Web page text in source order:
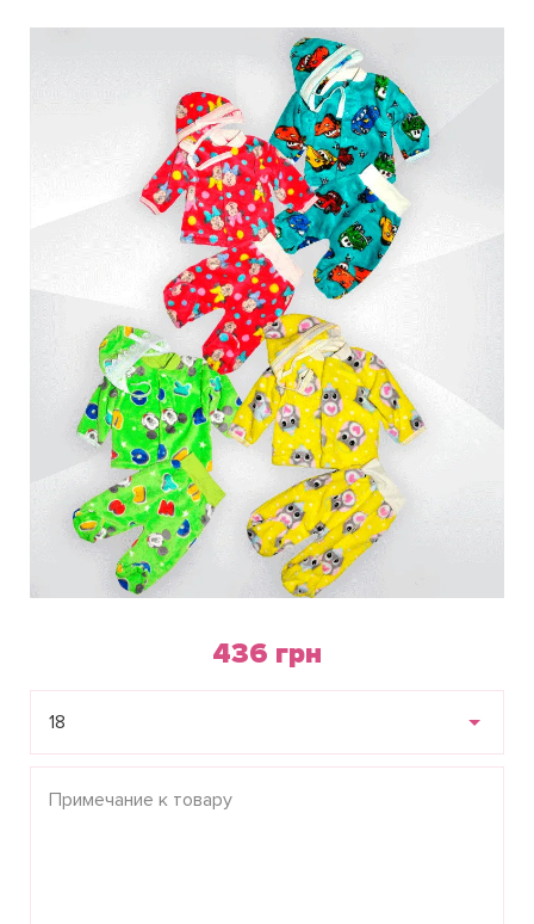
Обмен и возврат
Оптовикам
Контакты
Пн-Пт: с 8.00 до 17.00
(097) 779 44 39
Виктория
(097) 779 44 39
sofiyatextil@gmail.com
г. Горишние Плавни, ул. Строна 3, 2 этаж, София Текстиль
436 грн
18